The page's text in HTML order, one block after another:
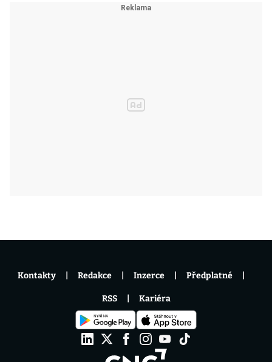
Kontakty Redakce Inzerce Předplatné
RSS Kariéra